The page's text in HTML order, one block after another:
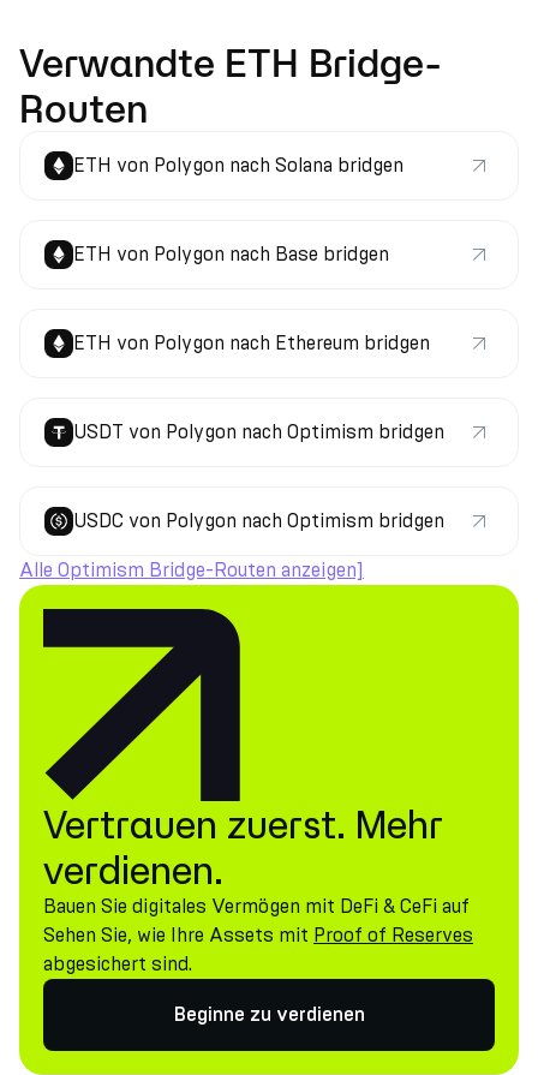
Verwandte ETH Bridge-
Routen
ETH von Polygon nach Solana bridgen
ETH von Polygon nach Base bridgen
ETH von Polygon nach Ethereum bridgen
USDT von Polygon nach Optimism bridgen
USDC von Polygon nach Optimism bridgen
Alle Optimism Bridge-Routen anzeigen]
Vertrauen zuerst. Mehr
verdienen.
Bauen Sie digitales Vermögen mit DeFi & CeFi auf
Sehen Sie, wie Ihre Assets mit Proof of Reserves
abgesichert sind.
Beginne zu verdienen